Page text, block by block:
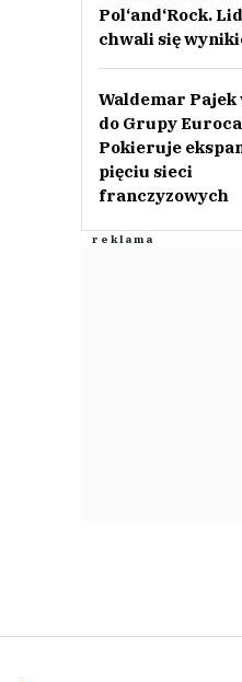
Pol‘and‘Rock.
chwali się
Waldemar
do Grupy
Pokieruje
pięciu sieci
franczyzowych